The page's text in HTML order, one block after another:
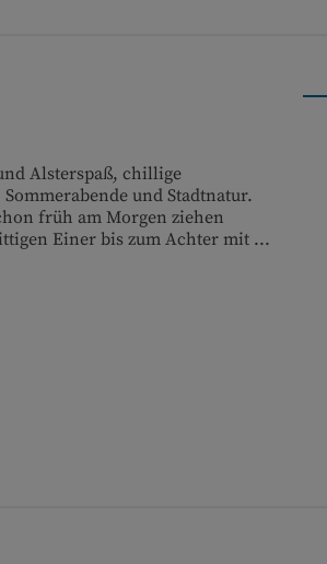
Alsterspaß, chillige
und Stadtnatur.
früh am Morgen ziehen
Einer bis zum Achter mit ...